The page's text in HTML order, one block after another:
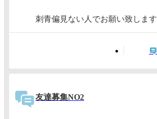
刺青偏見ない人でお願い致します
友達募集NO2